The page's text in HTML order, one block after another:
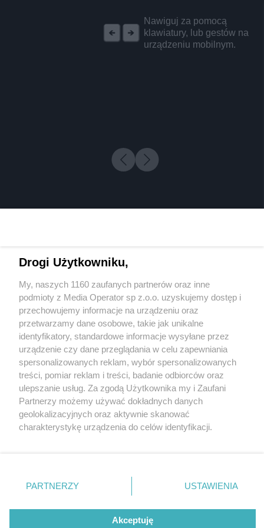
Nawiguj za pomocą
klawiatury, lub gestów na
urządzeniu mobilnym.
3 / 0
Wydawca mediów lokalnych
Nie zapomnij
zapoznać się z:
polityką prywatności
Twojemiasto
Piekary Śląskie
Chorzów
Tarnowskie Góry
Gliwice
Skontakuj sięz nami
Kontakt
Redakcja
Newsletter
Drogi Użytkowniku,
My, naszych 1160 zaufanych partnerów oraz inne
podmioty z Media Operator sp z.o.o. uzyskujemy dostęp i
przechowujemy informacje na urządzeniu oraz
przetwarzamy dane osobowe, takie jak unikalne
identyfikatory, standardowe informacje wysyłane przez
urządzenie czy dane przeglądania w celu zapewniania
spersonalizowanych reklam, wybór spersonalizowanych
treści, pomiar reklam i treści, badanie odbiorców oraz
ulepszanie usług. Za zgodą Użytkownika my i Zaufani
Partnerzy możemy używać dokładnych danych
geolokalizacyjnych oraz aktywnie skanować
charakterystykę urządzenia do celów identyfikacji.
zmienić/wycofać klikając przycisk ustawień prywatności
znajdujący się w lewym dolnym rogu strony
rodzaje przetwarzania danych nie wymagają zgody
użytkownika, ale masz prawo sprzeciwić się takiemu
PARTNERZY USTAWIENIA
Akceptuję